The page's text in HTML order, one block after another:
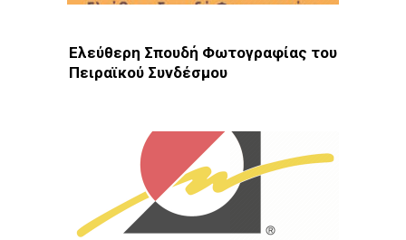
Ελεύθερη Σπουδή Φωτογραφίας του
Πειραϊκού Συνδέσμου